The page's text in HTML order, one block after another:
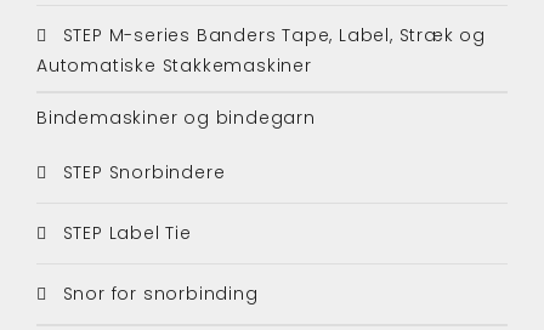
STEP M-series Banders Tape, Label, Stræk og
Automatiske Stakkemaskiner
Bindemaskiner og bindegarn
STEP Snorbindere
STEP Label Tie
Snor for snorbinding